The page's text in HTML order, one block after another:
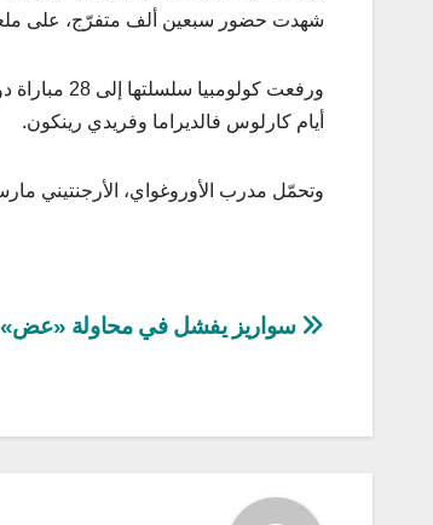
شهدت حضور سبعين ألف متفرّج، على
أيام كارلوس فالديراما وفريدي رينكون.
وتحمّل مدرب الأوروغواي، الأرجنتيني
تصفّح
سواريز يفشل في محاولة «عض»